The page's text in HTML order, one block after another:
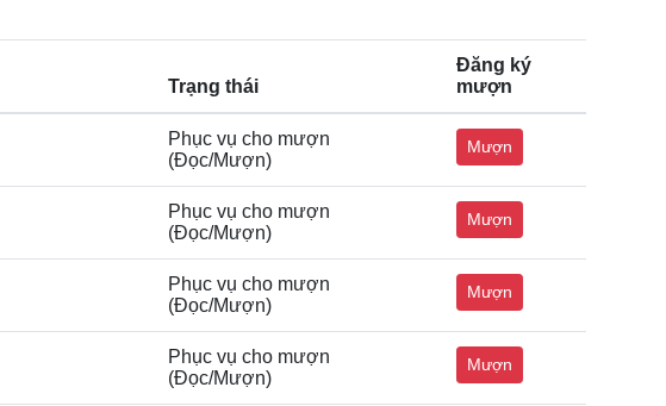
Trạng thái
Đăng ký
mượn
Phục vụ cho mượn
(Đọc/Mượn)
Mượn
Phục vụ cho mượn
(Đọc/Mượn)
Mượn
Phục vụ cho mượn
(Đọc/Mượn)
Mượn
Phục vụ cho mượn
(Đọc/Mượn)
Mượn